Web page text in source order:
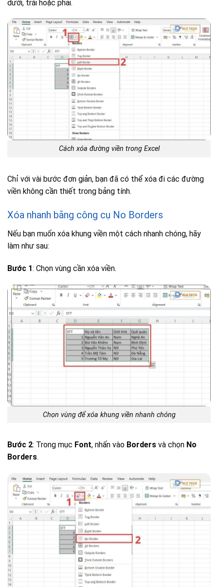
dưới, trái hoặc phải.
Cách xóa đường viền trong Excel
Chỉ với vài bước đơn giản, bạn đã có thể xóa đi các đường
viền không cần thiết trong bảng tính.
Xóa nhanh bằng công cụ No Borders
Nếu bạn muốn xóa khung viền một cách nhanh chóng, hãy
làm như sau:
Bước 1: Chọn vùng cần xóa viền.
Chọn vùng để xóa khung viền nhanh chóng
Bước 2: Trong mục Font, nhấn vào Borders và chọn No
Borders.